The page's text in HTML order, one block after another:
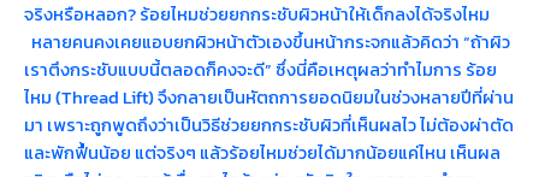
จริงหรือหลอก? ร้อยไหมช่วยยกกระชับผิวหน้าให้เด็กลงได้จริงไหม
หลายคนคงเคยแอบยกผิวหน้าตัวเองขึ้นหน้ากระจกแล้วคิดว่า “ถ้าผิว
เราตึงกระชับแบบนี้ตลอดก็คงจะดี” ซึ่งนี่คือเหตุผลว่าทำไมการ ร้อย
ไหม (Thread Lift) จึงกลายเป็นหัตถการยอดนิยมในช่วงหลายปีที่ผ่าน
มา เพราะถูกพูดถึงว่าเป็นวิธีช่วยยกกระชับผิวที่เห็นผลไว ไม่ต้องผ่าตัด
และพักฟื้นน้อย แต่จริงๆ แล้วร้อยไหมช่วยได้มากน้อยแค่ไหน เห็นผล
หน้า
ให้
เด็ก
ลง
ได้
จริง